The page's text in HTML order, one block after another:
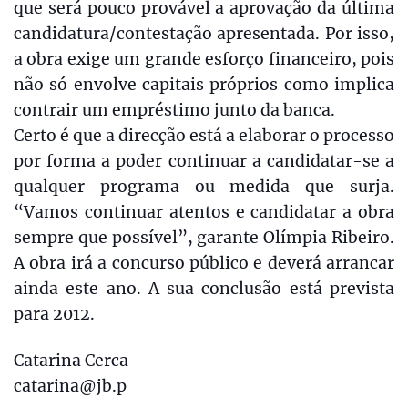
que será pouco provável a aprovação da última
candidatura/contestação apresentada. Por isso,
a obra exige um grande esforço financeiro, pois
não só envolve capitais próprios como implica
contrair um empréstimo junto da banca.
Certo é que a direcção está a elaborar o processo
por forma a poder continuar a candidatar-se a
qualquer programa ou medida que surja.
“Vamos continuar atentos e candidatar a obra
sempre que possível”, garante Olímpia Ribeiro.
A obra irá a concurso público e deverá arrancar
ainda este ano. A sua conclusão está prevista
para 2012.
Catarina Cerca
catarina@jb.p